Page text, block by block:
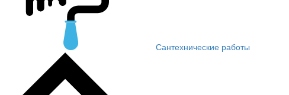
Сантехнические работы